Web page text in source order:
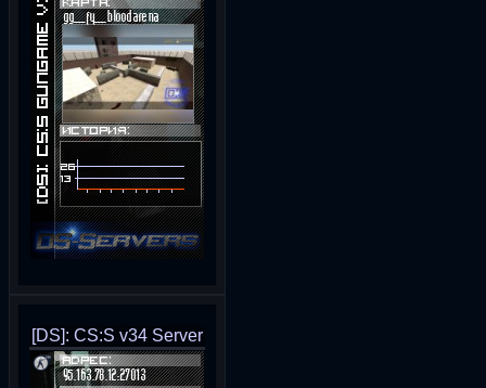
[DS]: CS:S v34 Server